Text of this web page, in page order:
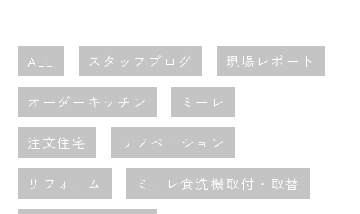
ALL スタッフブログ 現場レポート
オーダーキッチン ミーレ
注文住宅 リノベーション
リフォーム ミーレ食洗機取付・取替